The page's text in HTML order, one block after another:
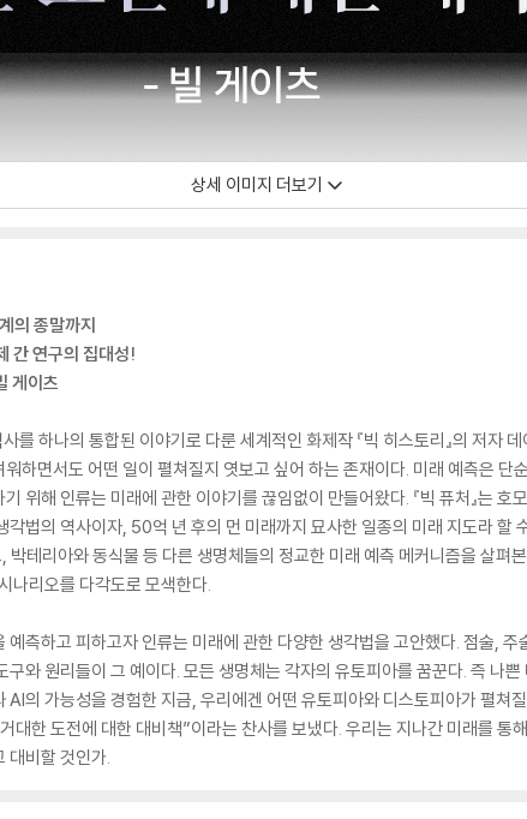
상세 이미지 더보기
의 종말까지
간 연구의 집대성!
게이츠
하나의 통합된 이야기로 다룬 세계적인 화제작 『빅 히스토리』의 저자
하면서도 어떤 일이 펼쳐질지 엿보고 싶어 하는 존재이다. 미래 예측은 단
위해 인류는 미래에 관한 이야기를 끊임없이 만들어왔다. 『빅 퓨처』는
법의 역사이자, 50억 년 후의 먼 미래까지 묘사한 일종의 미래 지도라 할
테리아와 동식물 등 다른 생명체들의 정교한 미래 예측 메커니즘을 살펴
나리오를 다각도로 모색한다.
측하고 피하고자 인류는 미래에 관한 다양한 생각법을 고안했다. 점술,
와 원리들이 그 예이다. 모든 생명체는 각자의 유토피아를 꿈꾼다. 즉 나
의 가능성을 경험한 지금, 우리에겐 어떤 유토피아와 디스토피아가 펼쳐
대한 도전에 대한 대비책”이라는 찬사를 보냈다. 우리는 지나간 미래를 통
대비할 것인가.